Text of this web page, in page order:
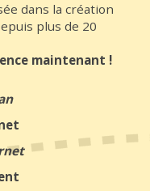
dans la création
plus de 20
maintenant !